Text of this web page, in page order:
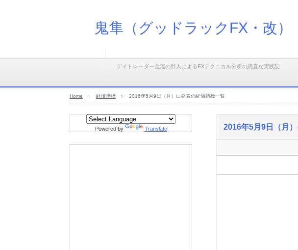
鬼隼（グッドラックFX・改）
デイトレーダー金運の野人によるFXテクニカル分析の愚直な実践記
Home 経済指標 2016年5月9日（月）に発表の経済指標一覧
2016年5月9日（月
Powered by Translate